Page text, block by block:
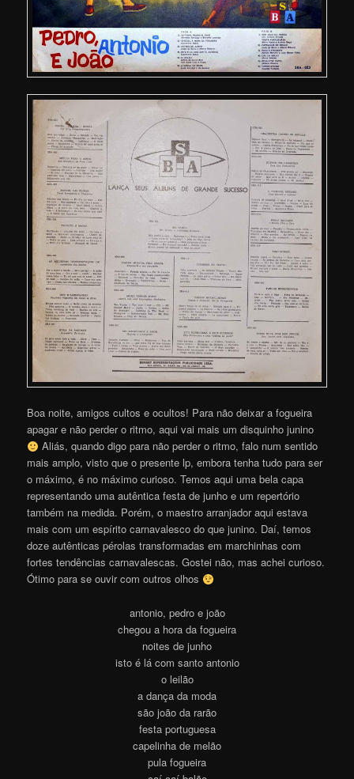
Boa noite, amigos cultos e ocultos! Para não deixar a fogueira
apagar e não perder o ritmo, aqui vai mais um disquinho junino
Aliás, quando digo para não perder o ritmo, falo num sentido
mais amplo, visto que o presente lp, embora tenha tudo para ser
o máximo, é no máximo curioso. Temos aqui uma bela capa
representando uma autêntica festa de junho e um repertório
também na medida. Porém, o maestro arranjador aqui estava
mais com um espírito carnavalesco do que junino. Daí, temos
doze autênticas pérolas transformadas em marchinhas com
fortes tendências carnavalescas. Gostei não, mas achei curioso.
Ótimo para se ouvir com outros olhos
antonio, pedro e joão
chegou a hora da fogueira
noites de junho
isto é lá com santo antonio
o leilão
a dança da moda
são joão da rarão
festa portuguesa
capelinha de melão
pula fogueira